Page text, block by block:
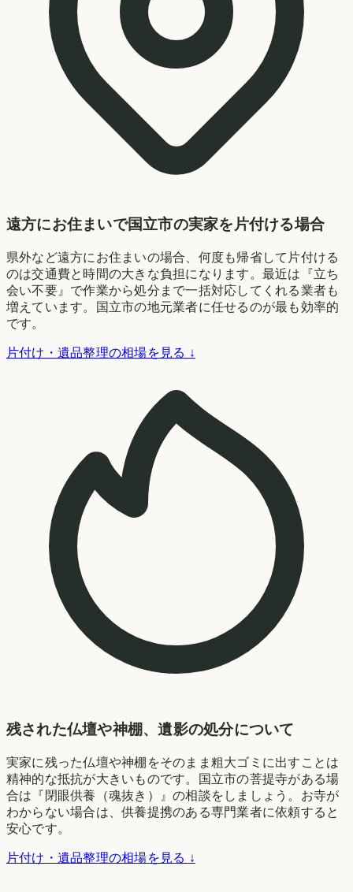
遠方にお住まいで国立市の実家を片付ける場合
県外など遠方にお住まいの場合、何度も帰省して片付ける
のは交通費と時間の大きな負担になります。最近は『立ち
会い不要』で作業から処分まで一括対応してくれる業者も
増えています。国立市の地元業者に任せるのが最も効率的
です。
片付け・遺品整理の相場を見る ↓
残された仏壇や神棚、遺影の処分について
実家に残った仏壇や神棚をそのまま粗大ゴミに出すことは
精神的な抵抗が大きいものです。国立市の菩提寺がある場
合は『閉眼供養（魂抜き）』の相談をしましょう。お寺が
わからない場合は、供養提携のある専門業者に依頼すると
安心です。
片付け・遺品整理の相場を見る ↓